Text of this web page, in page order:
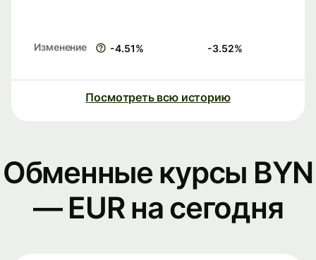
Изменение -4.51% -3.52%
Посмотреть всю историю
Обменные курсы BYN
— EUR на сегодня